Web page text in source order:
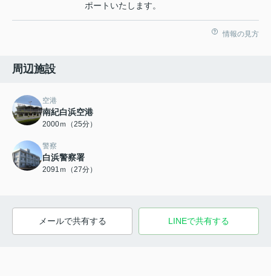
ポートいたします。
情報の見方
周辺施設
空港
南紀白浜空港
2000ｍ（25分）
警察
白浜警察署
2091ｍ（27分）
メールで共有する LINEで共有する